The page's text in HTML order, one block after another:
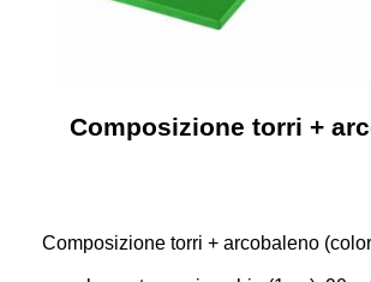
Composizione torri +
Composizione torri + arcobaleno